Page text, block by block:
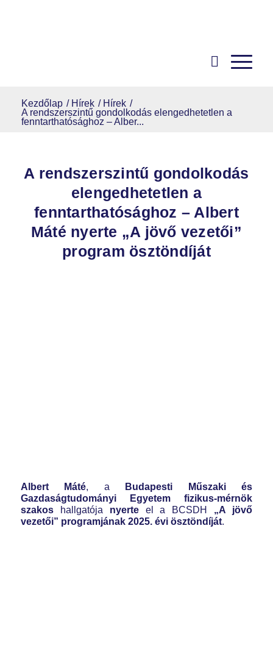
Kezdőlap / Hírek / Hírek /
A rendszerszintű gondolkodás elengedhetetlen a
fenntarthatósághoz – Alber...
A rendszerszintű gondolkodás
elengedhetetlen a
fenntarthatósághoz – Albert
Máté nyerte „A jövő vezetői”
program ösztöndíját
Albert Máté, a
Budapesti Műszaki és
Gazdaságtudományi Egyetem fizikus-mérnök
szakoshallgatója nyerteel a BCSDH „A jövő
vezetői” programjának 2025. évi ösztöndíját.